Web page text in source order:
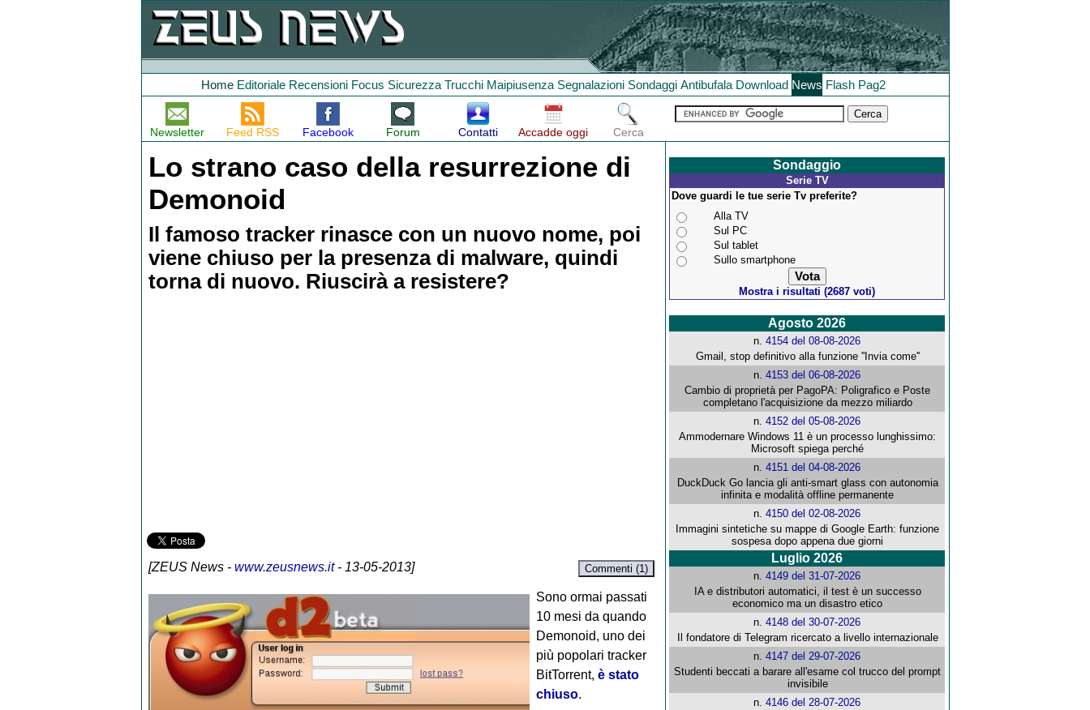
Home Editoriale Recensioni Focus Sicurezza Trucchi Maipiusenza Segnalazioni Sondaggi Antibufala Download News Flash Pag2
Newsletter Feed RSS Facebook Forum Contatti Accadde oggi Cerca
Lo strano caso della resurrezione di
Demonoid
Il famoso tracker rinasce con un nuovo nome, poi
viene chiuso per la presenza di malware, quindi
torna di nuovo. Riuscirà a resistere?
[ZEUS News- www.zeusnews.it- 13-05-2013] Commenti (1)
Sono ormai passati
10 mesi da quando
Demonoid, uno dei
più popolari tracker
BitTorrent, è stato
chiuso.
Sondaggio
Serie TV
Dove guardi le tue serie Tv preferite?
Alla TV
Sul PC
Sul tablet
Sullo smartphone
Mostra i risultati (2687 voti)
Agosto 2026
n.4154 del 08-08-2026
Gmail, stop definitivo alla funzione ''Invia come''
n.4153 del 06-08-2026
Cambio di proprietà per PagoPA: Poligrafico e Poste
completano l'acquisizione da mezzo miliardo
n.4152 del 05-08-2026
Ammodernare Windows 11 è un processo lunghissimo:
Microsoft spiega perché
n.4151 del 04-08-2026
DuckDuck Go lancia gli anti-smart glass con autonomia
infinita e modalità offline permanente
n.4150 del 02-08-2026
Immagini sintetiche su mappe di Google Earth: funzione
sospesa dopo appena due giorni
Luglio 2026
n.4149 del 31-07-2026
IA e distributori automatici, il test è un successo
economico ma un disastro etico
n.4148 del 30-07-2026
Il fondatore di Telegram ricercato a livello internazionale
n.4147 del 29-07-2026
Studenti beccati a barare all'esame col trucco del prompt
invisibile
n.4146 del 28-07-2026